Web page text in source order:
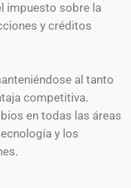
impuesto sobre la
y créditos
al tanto
competitiva.
en todas las áreas
y los